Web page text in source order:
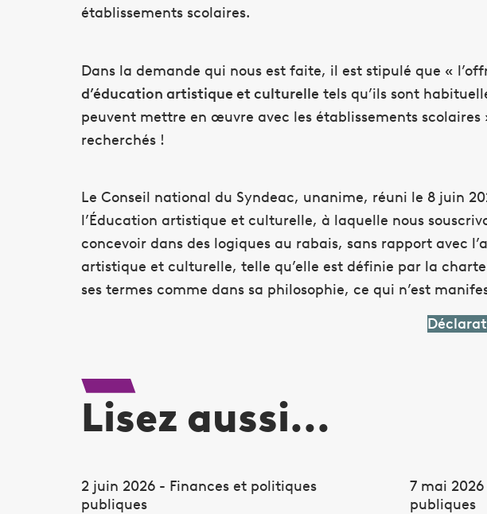
établissements scolaires.
Dans la demande qui nous est faite, il est stipulé que «
d’éducation artistique et culturelle tels qu’ils sont
peuvent mettre en œuvre avec les établissements
recherchés !
Le Conseil national du Syndeac, unanime, réuni le 8 juin
l’Éducation artistique et culturelle, à laquelle nous
concevoir dans des logiques au rabais, sans rapport avec
artistique et culturelle, telle qu’elle est définie par la
ses termes comme dans sa philosophie, ce qui n’est
Lisez aussi...
2 juin 2026 - Finances et politiques
publiques
7 mai
publiques